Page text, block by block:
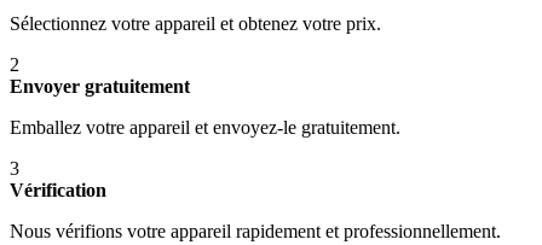
Sélectionnez votre appareil et obtenez votre prix.
2
Envoyer gratuitement
Emballez votre appareil et envoyez-le gratuitement.
3
Vérification
Nous vérifions votre appareil rapidement et professionnellement.